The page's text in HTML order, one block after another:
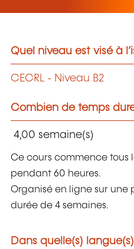
Quel niveau est visé à
CECRL - Niveau B2
Combien de temps
4,00 semaine(s)
Ce cours commence tous
pendant 60 heures.
Organisé en ligne sur une
durée de 4 semaines.
Dans quelle(s)